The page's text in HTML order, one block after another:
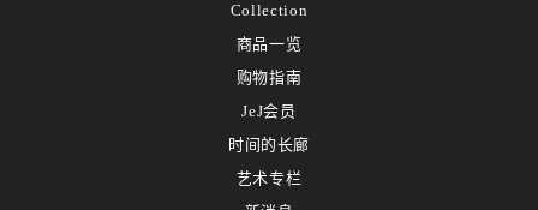
Collection
商品一览
购物指南
JeJ会员
时间的长廊
艺术专栏